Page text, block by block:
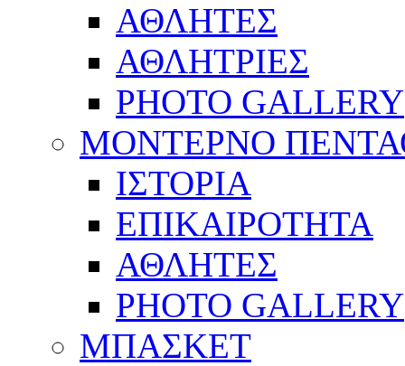
ΑΘΛΗΤΕΣ
ΑΘΛΗΤΡΙΕΣ
PHOTO GALLERY
ΜΟΝΤΕΡΝΟ
ΙΣΤΟΡΙΑ
ΕΠΙΚΑΙΡΟΤΗΤΑ
ΑΘΛΗΤΕΣ
PHOTO GALLERY
ΜΠΑΣΚΕΤ